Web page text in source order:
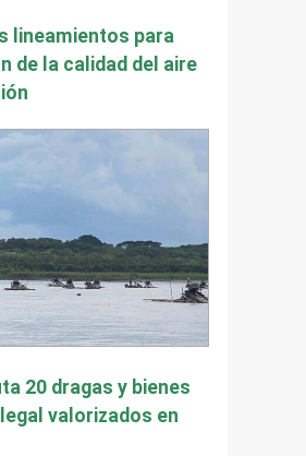
lineamientos para
de la calidad del aire
20 dragas y bienes
valorizados en